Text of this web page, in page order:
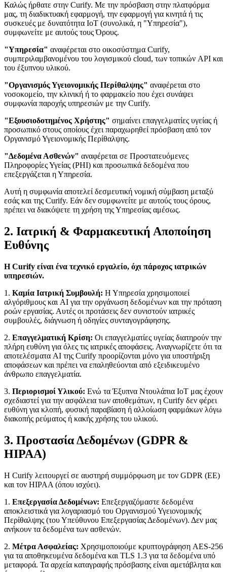
Καλώς ήρθατε στην Curify. Με την πρόσβαση στην πλατφόρμα
μας, τη διαδικτυακή εφαρμογή, την εφαρμογή για κινητά ή τις
συσκευές με δυνατότητα IoT (συνολικά, η "Υπηρεσία"),
συμφωνείτε με αυτούς τους Όρους.
"Υπηρεσία" αναφέρεται στο οικοσύστημα Curify,
συμπεριλαμβανομένου του λογισμικού cloud, των τοπικών API και
του έξυπνου υλικού.
"Οργανισμός Υγειονομικής Περίθαλψης" αναφέρεται στο
νοσοκομείο, την κλινική ή το φαρμακείο που έχει συνάψει
συμφωνία παροχής υπηρεσιών με την Curify.
"Εξουσιοδοτημένος Χρήστης" σημαίνει επαγγελματίες υγείας ή
προσωπικό στους οποίους έχει παραχωρηθεί πρόσβαση από τον
Οργανισμό Υγειονομικής Περίθαλψης.
"Δεδομένα Ασθενών" αναφέρεται σε Προστατευόμενες
Πληροφορίες Υγείας (PHI) και προσωπικά δεδομένα που
επεξεργάζεται η Υπηρεσία.
Αυτή η συμφωνία αποτελεί δεσμευτική νομική σύμβαση μεταξύ
εσάς και της Curify. Εάν δεν συμφωνείτε με αυτούς τους όρους,
πρέπει να διακόψετε τη χρήση της Υπηρεσίας αμέσως.
2. Ιατρική & Φαρμακευτική Αποποίηση
Ευθύνης
Η Curify είναι ένα τεχνικό εργαλείο, όχι πάροχος ιατρικών
υπηρεσιών.
1. Καμία Ιατρική Συμβουλή: Η Υπηρεσία χρησιμοποιεί
αλγόριθμους και AI για την οργάνωση δεδομένων και την πρόταση
ροών εργασίας. Αυτές οι προτάσεις δεν συνιστούν ιατρικές
συμβουλές, διάγνωση ή οδηγίες συνταγογράφησης.
2. Επαγγελματική Κρίση: Οι επαγγελματίες υγείας διατηρούν την
πλήρη ευθύνη για όλες τις ιατρικές αποφάσεις. Αναγνωρίζετε ότι τα
αποτελέσματα AI της Curify προορίζονται μόνο για υποστήριξη
αποφάσεων και πρέπει να επαληθεύονται από εξειδικευμένο
άνθρωπο επαγγελματία.
3. Περιορισμοί Υλικού: Ενώ τα Έξυπνα Ντουλάπια IoT μας έχουν
σχεδιαστεί για την ασφάλεια των αποθεμάτων, η Curify δεν φέρει
ευθύνη για κλοπή, φυσική παραβίαση ή αλλοίωση φαρμάκων λόγω
διακοπής ρεύματος ή κακής χρήσης του υλικού.
3. Προστασία Δεδομένων (GDPR &
HIPAA)
Η Curify λειτουργεί σε αυστηρή συμμόρφωση με τον GDPR (ΕΕ)
και τον HIPAA (όπου ισχύει).
1. Επεξεργασία Δεδομένων: Επεξεργαζόμαστε δεδομένα
αποκλειστικά για λογαριασμό του Οργανισμού Υγειονομικής
Περίθαλψης (του Υπεύθυνου Επεξεργασίας Δεδομένων). Δεν μας
ανήκουν τα δεδομένα των ασθενών.
2. Μέτρα Ασφαλείας: Χρησιμοποιούμε κρυπτογράφηση AES-256
για τα αποθηκευμένα δεδομένα και TLS 1.3 για τα δεδομένα υπό
μεταφορά. Τα αρχεία καταγραφής πρόσβασης είναι αμετάβλητα και